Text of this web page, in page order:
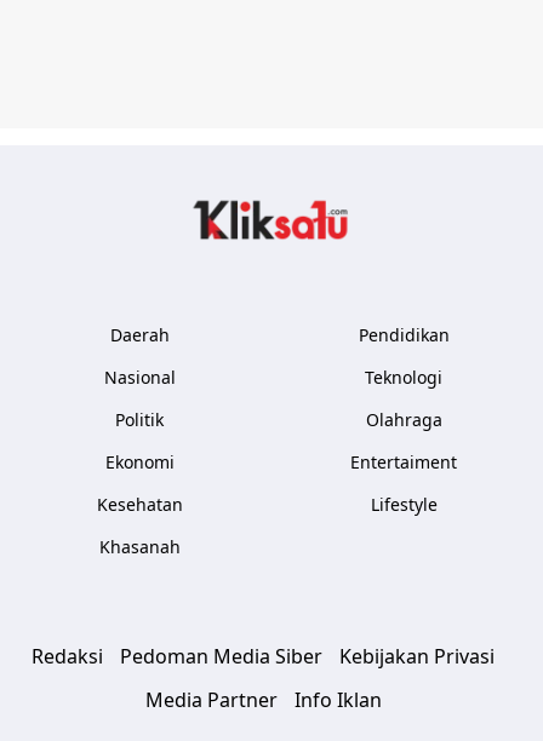
Daerah
Nasional
Politik
Ekonomi
Kesehatan
Khasanah
Pendidikan
Teknologi
Olahraga
Entertaiment
Lifestyle
Redaksi Pedoman Media Siber
Kebijakan Privasi
Media Partner
Info Iklan